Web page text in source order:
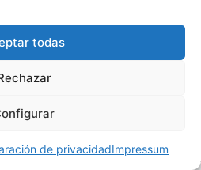
todas
de privacidadImpressum
los derechos reservados. |
Privacidad